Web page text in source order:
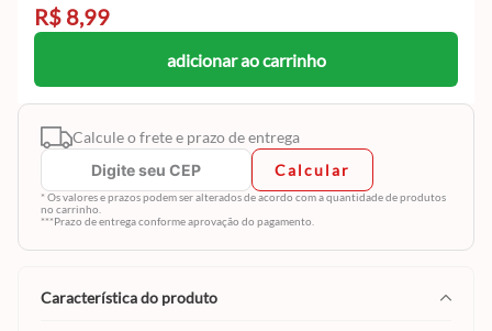
R$ 8,99
adicionar ao carrinho
Calcule o frete e prazo de entrega
Calcular
* Os valores e prazos podem ser alterados de acordo com a quantidade de produtos
no carrinho.
***Prazo de entrega conforme aprovação do pagamento.
característica do produto